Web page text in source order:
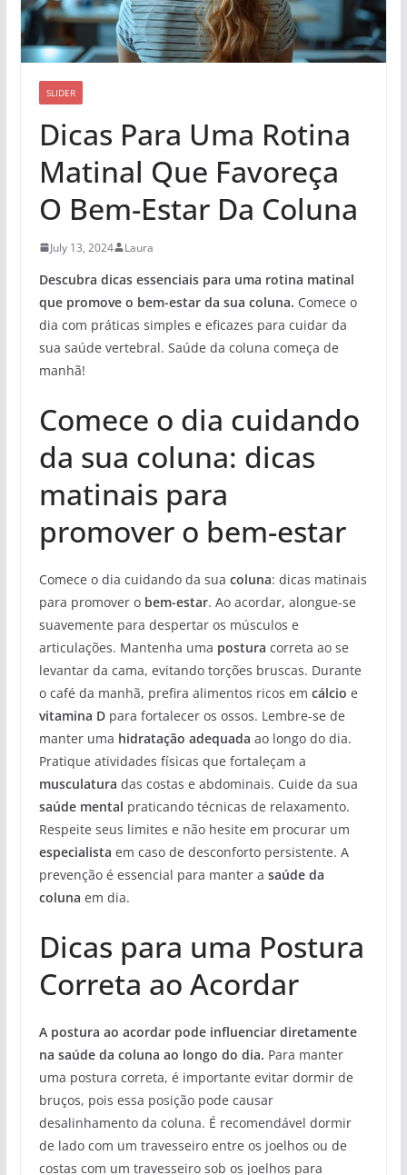
SLIDER
Dicas Para Uma Rotina
Matinal Que Favoreça
O Bem-Estar Da Coluna
July 13, 2024 Laura
Descubra dicas essenciais para uma rotina matinal
que promove o bem-estar da sua coluna. Comece o
dia com práticas simples e eficazes para cuidar da
sua saúde vertebral. Saúde da coluna começa de
manhã!
Comece o dia cuidando
da sua coluna: dicas
matinais para
promover o bem-estar
Comece o dia cuidando da sua coluna: dicas matinais
para promover o bem-estar. Ao acordar, alongue-se
suavemente para despertar os músculos e
articulações. Mantenha uma postura correta ao se
levantar da cama, evitando torções bruscas. Durante
o café da manhã, prefira alimentos ricos em cálcio e
vitamina Dpara fortalecer os ossos. Lembre-se de
manter uma hidratação adequada ao longo do dia.
Pratique atividades físicas que fortaleçam a
musculatura das costas e abdominais. Cuide da sua
saúde mental praticando técnicas de relaxamento.
Respeite seus limites e não hesite em procurar um
especialista em caso de desconforto persistente. A
prevenção é essencial para manter a saúde da
coluna em dia.
Dicas para uma Postura
Correta ao Acordar
A postura ao acordar pode influenciar diretamente
na saúde da coluna ao longo do dia. Para manter
uma postura correta, é importante evitar dormir de
bruços, pois essa posição pode causar
desalinhamento da coluna. É recomendável dormir
de lado com um travesseiro entre os joelhos ou de
costas com um travesseiro sob os joelhos para